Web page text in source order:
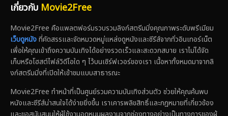
เกี่ยวกับ Movie2Free
Movie2Free คือแพลตฟอร์มรวบรวมลิงก์สตรีมมิ่งคุณภาพระดับพรีเมียม
เว็บดูหนังที่คัดสรรและจัดหมวดหมู่แหล่งดูหนังและซีรีส์จากทั่วอินเทอร์เน็ต
เพื่อให้คุณเข้าถึงความบันเทิงได้อย่างรวดเร็วและสะดวกสบาย เราไม่ได้จัด
เก็บหรือโฮสต์ไฟล์วิดีโอใด ๆ ไว้บนเซิร์ฟเวอร์ของเรา เนื้อหาทั้งหมดมาจากลิ
งก์สตรีมมิ่งที่เปิดให้เข้าชมแบบสาธารณะ
Movie2Free ทำหน้าที่เป็นศูนย์รวมความบันเทิงส่วนตัว ช่วยให้คุณค้นพบ
หนังและซีรีส์น่าสนใจได้ง่ายยิ่งขึ้น เราเคารพลิขสิทธิ์และกฎหมายที่เกี่ยวข้อง